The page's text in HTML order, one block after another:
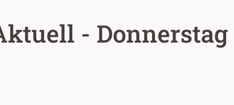
- Donnerstag